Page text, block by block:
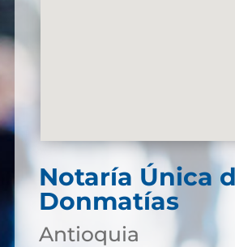
Notaría Única
Donmatías
Antioquia